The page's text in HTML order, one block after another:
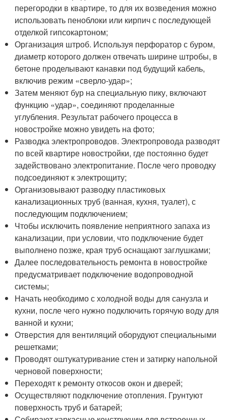
перегородки в квартире, то для их возведения можно
использовать пеноблоки или кирпич с последующей
отделкой гипсокартоном;
Организация штроб. Используя перфоратор с буром,
диаметр которого должен отвечать ширине штробы, в
бетоне проделывают канавки под будущий кабель,
включив режим «сверло-удар»;
Затем меняют бур на специальную пику, включают
функцию «удар», соединяют проделанные
углубления. Результат рабочего процесса в
новостройке можно увидеть на фото;
Разводка электропроводов. Электропровода разводят
по всей квартире новостройки, где постоянно будет
задействовано электропитание. После чего проводку
подсоединяют к электрощиту;
Организовывают разводку пластиковых
канализационных труб (ванная, кухня, туалет), с
последующим подключением;
Чтобы исключить появление неприятного запаха из
канализации, при условии, что подключение будет
выполнено позже, края труб оснащают заглушками;
Далее последовательность ремонта в новостройке
предусматривает подключение водопроводной
системы;
Начать необходимо с холодной воды для санузла и
кухни, после чего нужно подключить горячую воду для
ванной и кухни;
Отверстия для вентиляций оборудуют специальными
решетками;
Проводят оштукатуривание стен и затирку напольной
черновой поверхности;
Переходят к ремонту откосов окон и дверей;
Осуществляют подключение отопления. Грунтуют
поверхность труб и батарей;